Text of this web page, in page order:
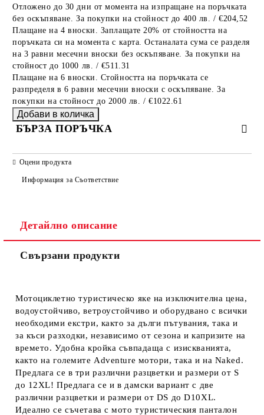
Отложено до 30 дни от момента на изпращане на поръчката
без оскъпяване. За покупки на стойност до 400 лв. / €204,52
Плащане на 4 вноски. Заплащате 20% от стойността на
поръчката си на момента с карта. Останалата сума се разделя
на 3 равни месечни вноски без оскъпяване. За покупки на
стойност до 1000 лв. / €511.31
Плащане на 6 вноски. Стойността на поръчката се
разпределя в 6 равни месечни вноски с оскъпяване. За
покупки на стойност до 2000 лв. / €1022.61
БЪРЗА ПОРЪЧКА
Съгласен съм с
Ние ще се свържем с вас в рамките на работния ден.
Оцени продукта
Информация за Съответствие
Детайлно описание
Свързани продукти
Мотоциклетно туристическо яке на изключителна цена,
водоустойчиво, ветроустойчиво и оборудвано с всички
необходими екстри, както за дълги пътувания, така и
за къси разходки, независимо от сезона и капризите на
времето. Удобна кройка съвпадаща с изискванията,
както на големите Adventure мотори, така и на Naked.
Предлага се в три различни разцветки и размери от S
до 12XL! Предлага се и в дамски вариант с две
различни разцветки и размери от DS до D10XL.
Идеално се съчетава с мото туристическия панталон